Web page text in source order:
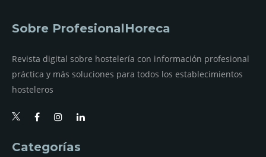
Sobre ProfesionalHoreca
Revista digital sobre hostelería con información profesional
práctica y más soluciones para todos los establecimientos
hosteleros
Categorías